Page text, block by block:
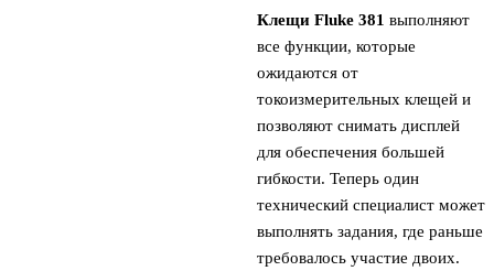
Клещи Fluke 381 выполняют
все функции, которые
ожидаются от
токоизмерительных клещей и
позволяют снимать дисплей
для обеспечения большей
гибкости. Теперь один
технический специалист может
выполнять задания, где раньше
требовалось участие двоих.